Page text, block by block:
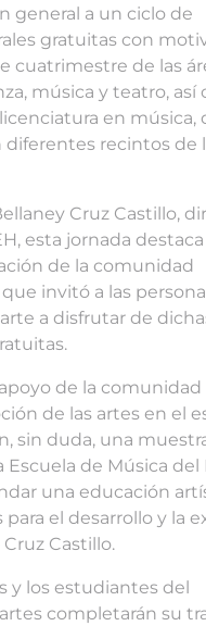
general a un ciclo de
gratuitas con
cuatrimestre de las
música y teatro, así
en música,
diferentes recintos de
Cruz Castillo,
esta jornada destaca
de la comunidad
invitó a las
a disfrutar de
de la comunidad
de las artes en el
sin duda, una
de Música del
una educación
para el desarrollo y la
Castillo.
y los estudiantes del
completarán su